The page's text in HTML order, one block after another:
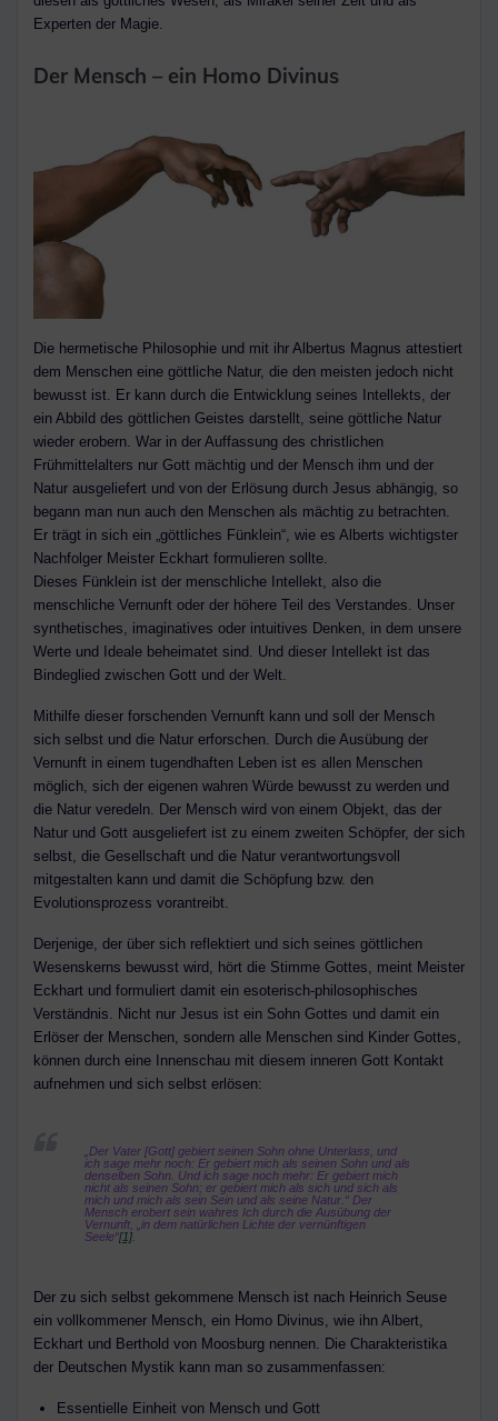
Experten der Magie.
Der Mensch – ein Homo Divinus
Die hermetische Philosophie und mit ihr Albertus Magnus attestiert
dem Menschen eine göttliche Natur, die den meisten jedoch nicht
bewusst ist. Er kann durch die Entwicklung seines Intellekts, der
ein Abbild des göttlichen Geistes darstellt, seine göttliche Natur
wieder erobern. War in der Auffassung des christlichen
Frühmittelalters nur Gott mächtig und der Mensch ihm und der
Natur ausgeliefert und von der Erlösung durch Jesus abhängig, so
begann man nun auch den Menschen als mächtig zu betrachten.
Er trägt in sich ein „göttliches Fünklein“, wie es Alberts wichtigster
Nachfolger Meister Eckhart formulieren sollte.
Dieses Fünklein ist der menschliche Intellekt, also die
menschliche Vernunft oder der höhere Teil des Verstandes. Unser
synthetisches, imaginatives oder intuitives Denken, in dem unsere
Werte und Ideale beheimatet sind. Und dieser Intellekt ist das
Bindeglied zwischen Gott und der Welt.
Mithilfe dieser forschenden Vernunft kann und soll der Mensch
sich selbst und die Natur erforschen. Durch die Ausübung der
Vernunft in einem tugendhaften Leben ist es allen Menschen
möglich, sich der eigenen wahren Würde bewusst zu werden und
die Natur veredeln. Der Mensch wird von einem Objekt, das der
Natur und Gott ausgeliefert ist zu einem zweiten Schöpfer, der sich
selbst, die Gesellschaft und die Natur verantwortungsvoll
mitgestalten kann und damit die Schöpfung bzw. den
Evolutionsprozess vorantreibt.
Derjenige, der über sich reflektiert und sich seines göttlichen
Wesenskerns bewusst wird, hört die Stimme Gottes, meint Meister
Eckhart und formuliert damit ein esoterisch-philosophisches
Verständnis. Nicht nur Jesus ist ein Sohn Gottes und damit ein
Erlöser der Menschen, sondern alle Menschen sind Kinder Gottes,
können durch eine Innenschau mit diesem inneren Gott Kontakt
aufnehmen und sich selbst erlösen:
„Der Vater [Gott] gebiert seinen Sohn ohne Unterlass, und
ich sage mehr noch: Er gebiert mich als seinen Sohn und als
denselben Sohn. Und ich sage noch mehr: Er gebiert mich
nicht als seinen Sohn; er gebiert mich als sich und sich als
mich und mich als sein Sein und als seine Natur.“ Der
Mensch erobert sein wahres Ich durch die Ausübung der
Vernunft, „in dem natürlichen Lichte der vernünftigen
Seele“[1]
Der zu sich selbst gekommene Mensch ist nach Heinrich Seuse
ein vollkommener Mensch, ein Homo Divinus, wie ihn Albert,
Eckhart und Berthold von Moosburg nennen. Die Charakteristika
der Deutschen Mystik kann man so zusammenfassen:
Essentielle Einheit von Mensch und Gott